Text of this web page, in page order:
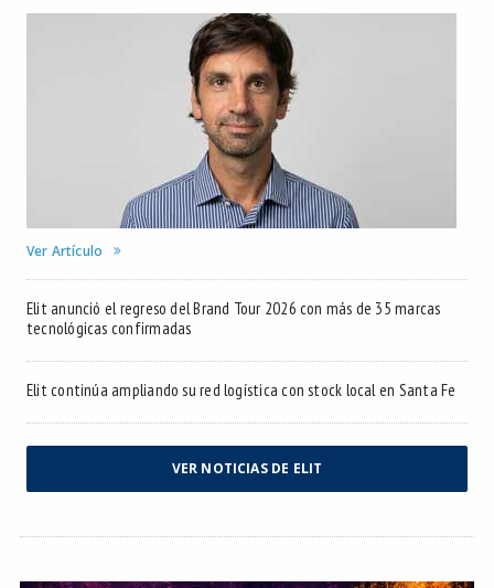
Ver Artículo
Elit anunció el regreso del Brand Tour 2026 con más de 35 marcas
tecnológicas confirmadas
Elit continúa ampliando su red logística con stock local en Santa Fe
VER NOTICIAS DE ELIT